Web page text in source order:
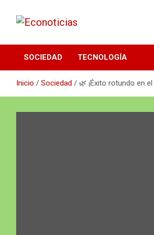
contenido
Econoticias
SOCIEDAD TECNOLOGÍA
Inicio Sociedad 🌿 ¡Éxito rotundo en